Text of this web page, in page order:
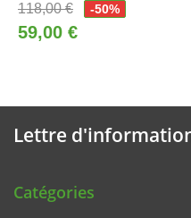
118,00 €
-50%
59,00 €
Lettre
Catégories